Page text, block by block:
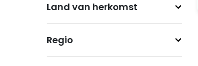
Land van herkomst
Regio